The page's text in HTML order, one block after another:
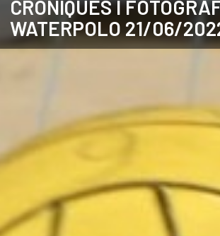
ANGLÈS
CRÒNIQUES I
WATERPOLO 21/06/